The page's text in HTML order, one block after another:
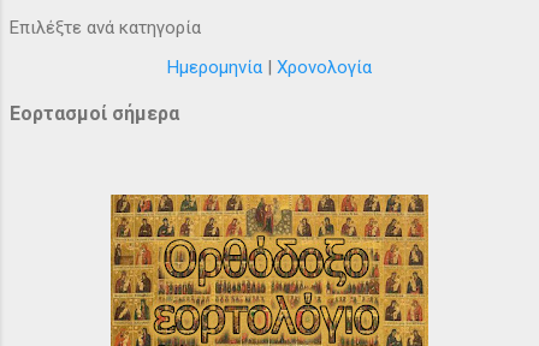
Επιλέξτε ανά κατηγορία
Ημερομηνία | Χρονολογία
Εορτασμοί σήμερα